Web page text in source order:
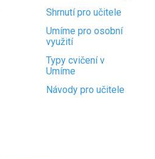
Shrnutí pro učitele
Umíme pro osobní
využití
Typy cvičení v
Umíme
Návody pro učitele